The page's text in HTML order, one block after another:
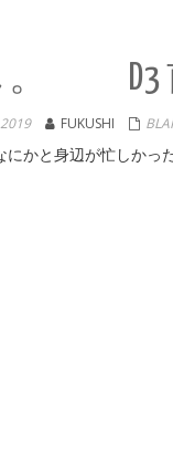
。 D3
FUKUSHI
にかと身辺が忙しかっ